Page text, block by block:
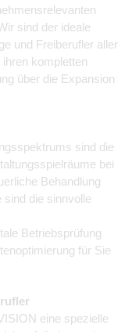
sind der ideale
und Freiberufler aller
kompletten
über die Expansion
sind die
bei
Behandlung
die sinnvolle
Betriebsprüfung
für Sie
eine spezielle